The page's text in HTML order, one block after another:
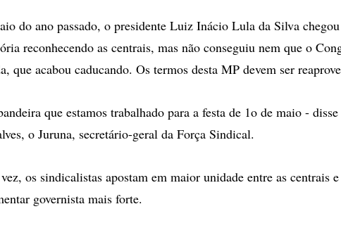
do ano passado, o presidente Luiz Inácio Lula da Silva
reconhecendo as centrais, mas não conseguiu nem que o
que acabou caducando. Os termos desta MP devem ser
que estamos trabalhado para a festa de 1o de maio -
o Juruna, secretário-geral da Força Sindical.
os sindicalistas apostam em maior unidade entre as centrais
governista mais forte.